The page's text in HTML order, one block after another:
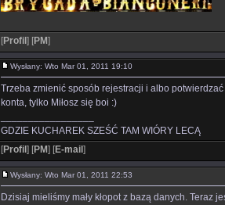
[Profil ] [PM]
Wysłany: Wto Mar 01, 2011 19:10
Trzeba zmienić sposób rejestracji i albo
konta, tylko Miłosz się boi :)
GDZIE KUCHAREK SZEŚĆ TAM WIÓRY LECĄ
[Profil ] [PM] [E-mail ]
Wysłany: Wto Mar 01, 2011 22:53
Dzisiaj mieliśmy mały kłopot z bazą danych.